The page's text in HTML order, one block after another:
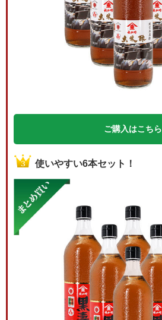
ご購入はこちら
使いやすい6本セット！